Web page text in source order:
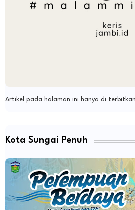
Artikel pada halaman ini hanya di
Kota Sungai Penuh